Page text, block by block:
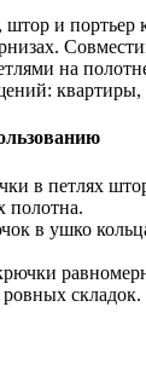
штор и
на
квартиры,
в петлях
полотна.
в ушко
складок.